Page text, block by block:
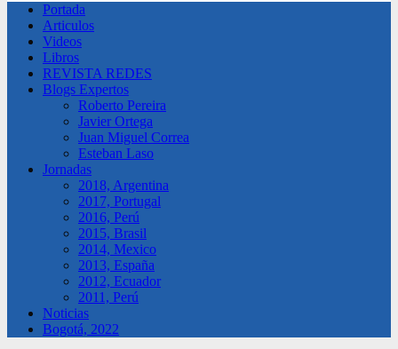
Portada
Articulos
Videos
Libros
REVISTA REDES
Blogs Expertos
Roberto Pereira
Javier Ortega
Juan Miguel Correa
Esteban Laso
Jornadas
2018, Argentina
2017, Portugal
2016, Perú
2015, Brasil
2014, Mexico
2013, España
2012, Ecuador
2011, Perú
Noticias
Bogotá, 2022